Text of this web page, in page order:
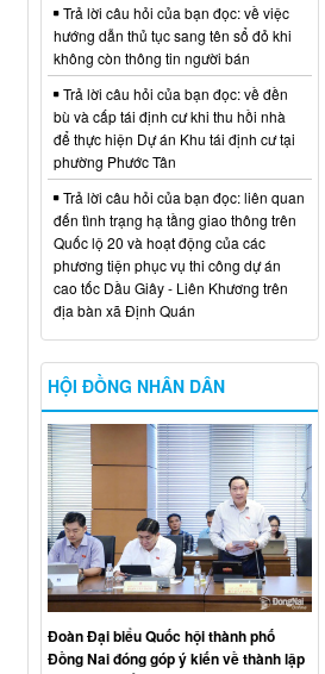
Trả lời câu hỏi của bạn đọc: về việc
hướng dẫn thủ tục sang tên sổ đỏ khi
không còn thông tin người bán
Trả lời câu hỏi của bạn đọc: về đền
bù và cấp tái định cư khi thu hồi nhà
để thực hiện Dự án Khu tái định cư tại
phường Phước Tân
Trả lời câu hỏi của bạn đọc: liên quan
đến tình trạng hạ tầng giao thông trên
Quốc lộ 20 và hoạt động của các
phương tiện phục vụ thi công dự án
cao tốc Dầu Giây - Liên Khương trên
địa bàn xã Định Quán
HỘI ĐỒNG NHÂN DÂN
Đoàn Đại biểu Quốc hội thành phố
Đồng Nai đóng góp ý kiến về thành lập